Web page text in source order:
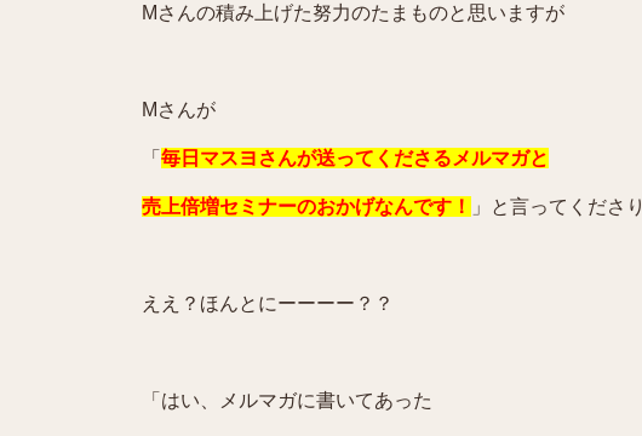
Mさんの積み上げた努力のたまものと思いますが
Mさんが
「 毎日マスヨさんが送ってくださるメルマガと
売上倍増セミナーのおかげなんです！ 」と言ってくださり
ええ？ほんとにーーーー？？
「はい、メルマガに書いてあった